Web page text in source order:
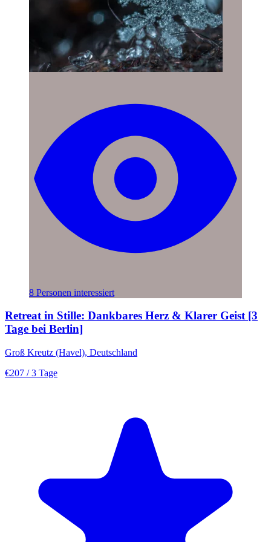
8 Personen interessiert
Retreat in Stille: Dankbares Herz & Klarer Geist [3
Tage bei Berlin]
Groß Kreutz (Havel), Deutschland
€207 / 3 Tage